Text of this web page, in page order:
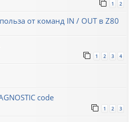
1 2
от команд IN / OUT в Z80
1 2 3 4
code
1 2 3